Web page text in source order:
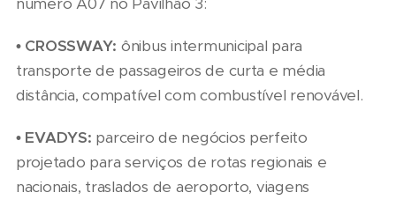
• CROSSWAY: ônibus intermunicipal para
transporte de passageiros de curta e média
distância, compatível com combustível renovável.
• EVADYS: parceiro de negócios perfeito
projetado para serviços de rotas regionais e
nacionais, traslados de aeroporto, viagens